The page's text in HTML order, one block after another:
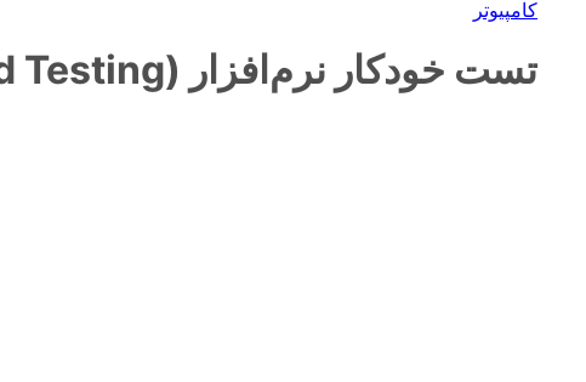
کامپیوتر
تست خودکار نرم‌افزار (Automated Testing) برای پروژه‌های حرفه‌ای پایتون